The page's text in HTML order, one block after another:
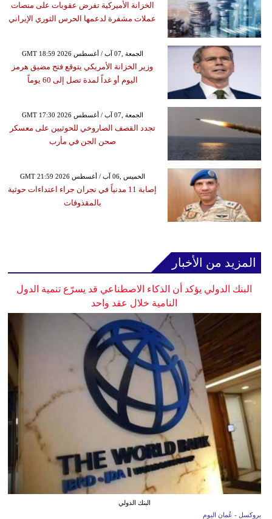
الخزانة الأميركية تفرض عقوبات على منصات
عملات مشفرة لدعمها الحرس الثوري الإيراني
GMT 18:59 2026 الجمعة ,07 آب / أغسطس
وزير الخزانة الأمريكي يتوقع فتح مضيق هرمز
اليوم أو غداً لمدة تصل إلى 60 يوماً
GMT 17:30 2026 الجمعة ,07 آب / أغسطس
تجدد القصف الصاروخي للحوثيين على معسكر
صحن الجن في مأرب
GMT 21:59 2026 الخميس ,06 آب / أغسطس
إصابة 11 مدنياً في نجران جراء اعتداءات حوثية
بالمقذوفات
المزيد من الأخبار
البنك الدولي يؤكد أن الذكاء الاصطناعي قد يسرّع تنمية الدول
النامية خلال عقد واحد
البنك الدولي
بروكسل - عُمان اليوم